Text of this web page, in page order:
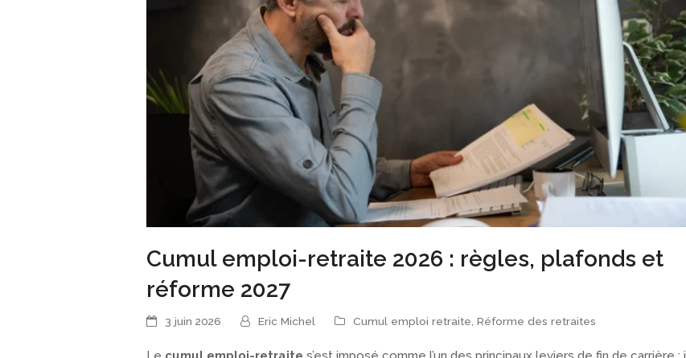
Cumul emploi-retraite 2026 : règles, plafonds et
réforme 2027
3 juin 2026 Eric Michel Cumul emploi retraite, Réforme des retraites